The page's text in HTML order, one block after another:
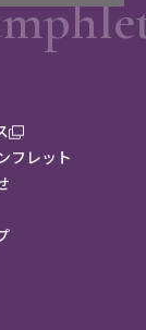
フレット